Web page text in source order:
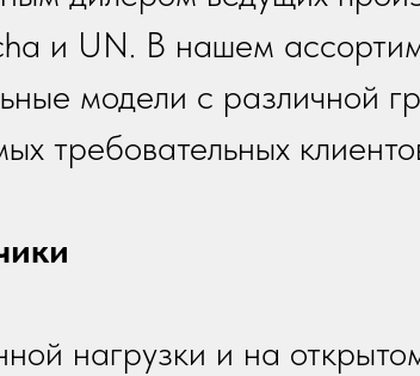
и UN. В нашем
модели с различной
требовательных
нагрузки и на